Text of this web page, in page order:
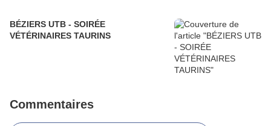
BÉZIERS UTB - SOIRÉE
VÉTÉRINAIRES TAURINS
Commentaires